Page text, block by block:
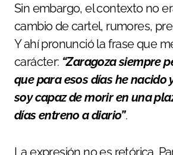
Sin embargo, el contexto no
cambio de cartel, rumores,
Y ahí pronunció la frase que
carácter: “Zaragoza siempre
que para esos días he nacido
soy capaz de morir en una
días entreno a diario”.
La expresión no es retórica.